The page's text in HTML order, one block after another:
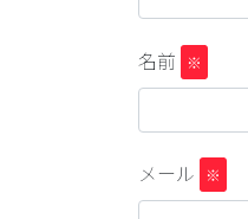
名前 ※
メール ※